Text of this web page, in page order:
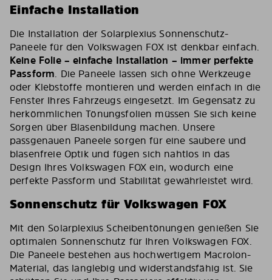
Einfache Installation
Die Installation der Solarplexius Sonnenschutz-
Paneele für den Volkswagen FOX ist denkbar einfach.
Keine Folie – einfache Installation – immer perfekte
Passform. Die Paneele lassen sich ohne Werkzeuge
oder Klebstoffe montieren und werden einfach in die
Fenster Ihres Fahrzeugs eingesetzt. Im Gegensatz zu
herkömmlichen Tönungsfolien müssen Sie sich keine
Sorgen über Blasenbildung machen. Unsere
passgenauen Paneele sorgen für eine saubere und
blasenfreie Optik und fügen sich nahtlos in das
Design Ihres Volkswagen FOX ein, wodurch eine
perfekte Passform und Stabilität gewährleistet wird.
Sonnenschutz für Volkswagen FOX
Mit den Solarplexius Scheibentönungen genießen Sie
optimalen Sonnenschutz für Ihren Volkswagen FOX.
Die Paneele bestehen aus hochwertigem Macrolon-
Material, das langlebig und widerstandsfähig ist. Sie